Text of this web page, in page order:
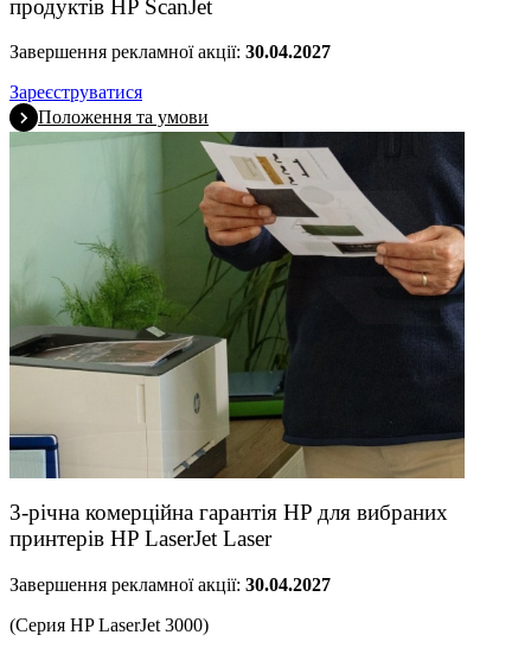
продуктів HP ScanJet
Завершення рекламної акції: 30.04.2027
Зареєструватися
Положення та умови
3-річна комерційна гарантія HP для вибраних
принтерів HP LaserJet Laser
Завершення рекламної акції: 30.04.2027
(Серия HP LaserJet 3000)